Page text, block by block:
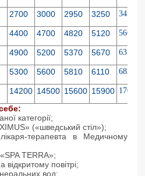
2700 3000 2950 3250 3450
4400 4700 4820 5120 5660
4900 5200 5370 5670 6310
5300 5600 5810 6110 6830
14200 14500 15600 15900 17000
категорії;
(«шведський стіл»);
терапевта в Медичному
TERRA»;
повітрі;
вод;